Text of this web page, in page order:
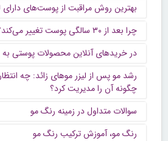
بهترین روش مراقبت از پوست‌های
چرا بعد از ۳۰ سالگی پوست تغییر می‌کند؟
در خریدهای آنلاین محصولات پوستی به
رشد مو پس از لیزر موهای زائد: چه
چگونه آن را مدیریت کرد؟
سوالات متداول در زمینه رنگ مو
رنگ مو، آموزش ترکیب رنگ مو